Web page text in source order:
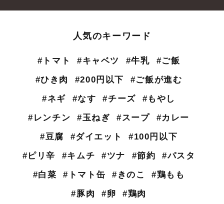
人気のキーワード
#トマト #キャベツ #牛乳
#ご飯
#ひき肉
#200円以下
#ご飯が進む
#ネギ
#なす #チーズ
#もやし
#レンチン
#玉ねぎ #スープ
#カレー
#豆腐
#ダイエット
#100円以下
#ピリ辛
#キムチ #ツナ #節約
#パスタ
#白菜
#トマト缶 #きのこ
#鶏もも
#豚肉
#卵 #鶏肉